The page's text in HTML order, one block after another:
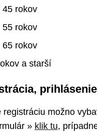
45 rokov
55 rokov
65 rokov
a starší
registráciu možno
» klik tu,